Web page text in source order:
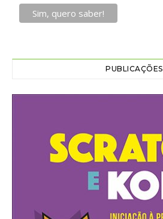
PUBLICAÇÕES